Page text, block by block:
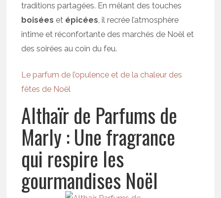
traditions partagées. En mêlant des touches
boisées et épicées , il recrée l’atmosphère
intime et réconfortante des marchés de Noël et
des soirées au coin du feu.
Le parfum de l’opulence et de la chaleur des
fêtes de Noël
Althaïr de Parfums de
Marly : Une fragrance
qui respire les
gourmandises Noël